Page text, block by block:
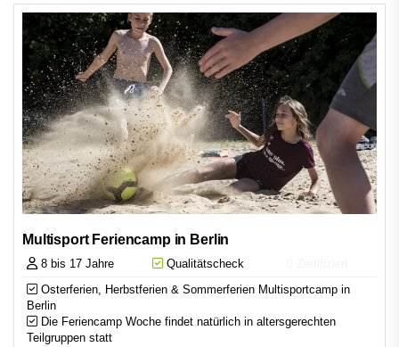
Multisport Feriencamp in Berlin
8 bis 17 Jahre Qualitätscheck
Osterferien, Herbstferien & Sommerferien Multisportcamp in
Berlin
Die Feriencamp Woche findet natürlich in altersgerechten
Teilgruppen statt